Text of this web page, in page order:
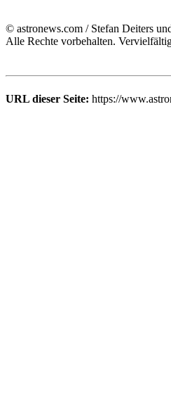
© astronews.com / Stefan Deiters
Alle Rechte vorbehalten.
URL dieser Seite: https://